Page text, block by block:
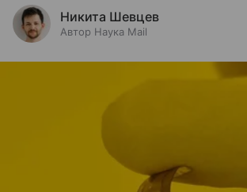
Никита Шевцев
Автор Наука Mail